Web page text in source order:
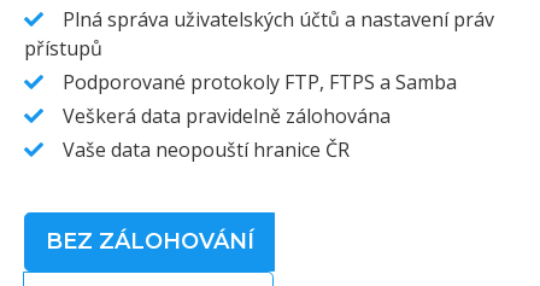
Plná správa uživatelských účtů a nastavení práv
přístupů
Podporované protokoly FTP, FTPS a Samba
Veškerá data pravidelně zálohována
Vaše data neopouští hranice ČR
BEZ ZÁLOHOVÁNÍ